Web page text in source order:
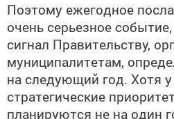
Поэтому ежегодное
очень серьезное
сигнал Правительству,
муниципалитетам,
на следующий год. Хотя у
стратегические
планируются не на один